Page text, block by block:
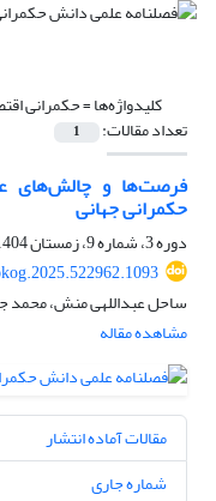
کلیدواژه‌ها =حکمرانی
تعداد مقالات: 1
فرصت‌ها و چالش‌های
حکمرانی جهانی
دوره 3، شماره 9، زمستان 1404
ساحل عبداللهی منش،
مشاهده مقاله
مقالات آماده انتشار
شماره جاری